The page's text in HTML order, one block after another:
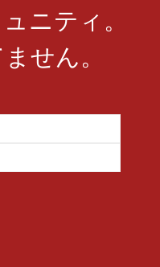
ニティ。
せん。